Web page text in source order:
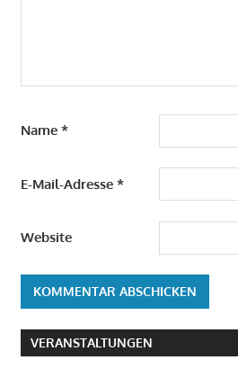
Name *
E-Mail-Adresse *
Website
VERANSTALTUNGEN